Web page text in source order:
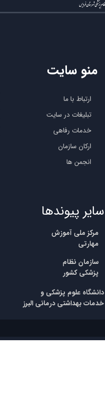
ارتباط با ما
تبلیغات در سایت
خدمات رفاهی
ارکان سازمان
انجمن ها
منو سایت
سایر پیوندها
مرکز ملی آموزش
مهارتی
​سازمان نظام
پزشکیکشور
​​دانشگاه علوم پزشکی و
خدمات بهداشتی درمانی البرز